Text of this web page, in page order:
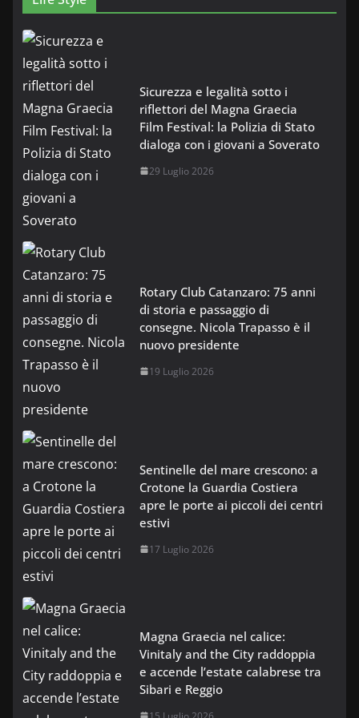
Sicurezza e legalità sotto i
riflettori del Magna Graecia
Film Festival: la Polizia di Stato
dialoga con i giovani a Soverato
29 Luglio 2026
Rotary Club Catanzaro: 75 anni
di storia e passaggio di
consegne. Nicola Trapasso è il
nuovo presidente
19 Luglio 2026
Sentinelle del mare crescono: a
Crotone la Guardia Costiera
apre le porte ai piccoli dei centri
estivi
17 Luglio 2026
Magna Graecia nel calice:
Vinitaly and the City raddoppia
e accende l’estate calabrese tra
Sibari e Reggio